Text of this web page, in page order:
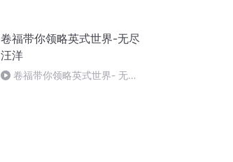
卷福带你领略英式世界-无尽
汪洋
卷福带你领略英式世界- 无尽